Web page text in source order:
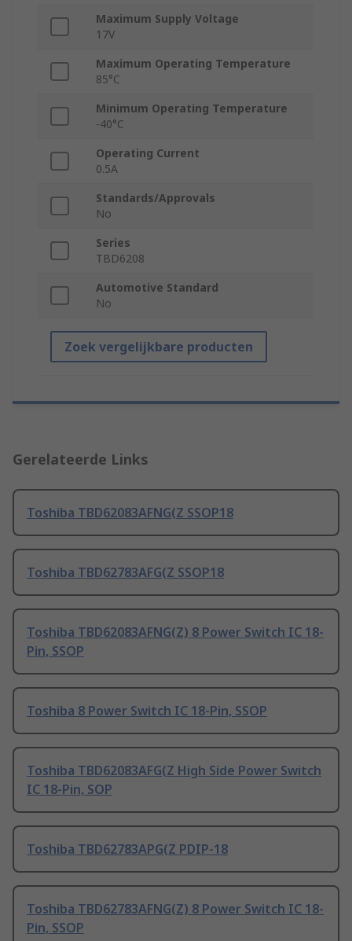
Maximum Supply Voltage
17V
Maximum Operating Temperature
85°C
Minimum Operating Temperature
-40°C
Operating Current
0.5A
Standards/Approvals
No
Series
TBD6208
Automotive Standard
No
Zoek vergelijkbare producten
Gerelateerde Links
Toshiba TBD62083AFNG(Z SSOP18
Toshiba TBD62783AFG(Z SSOP18
Toshiba TBD62083AFNG(Z) 8 Power Switch IC 18-
Pin, SSOP
Toshiba 8 Power Switch IC 18-Pin, SSOP
Toshiba TBD62083AFG(Z High Side Power Switch
IC 18-Pin, SOP
Toshiba TBD62783APG(Z PDIP-18
Toshiba TBD62783AFNG(Z) 8 Power Switch IC 18-
Pin, SSOP